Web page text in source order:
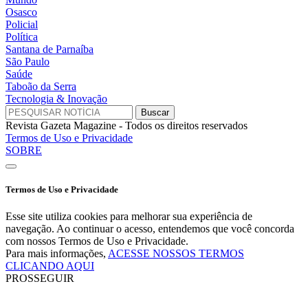
Osasco
Policial
Política
Santana de Parnaíba
São Paulo
Saúde
Taboão da Serra
Tecnologia & Inovação
Revista Gazeta Magazine - Todos os direitos reservados
Termos de Uso e Privacidade
SOBRE
Termos de Uso e Privacidade
Esse site utiliza cookies para melhorar sua experiência de
navegação. Ao continuar o acesso, entendemos que você concorda
com nossos Termos de Uso e Privacidade.
Para mais informações, ACESSE NOSSOS TERMOS
CLICANDO AQUI
PROSSEGUIR